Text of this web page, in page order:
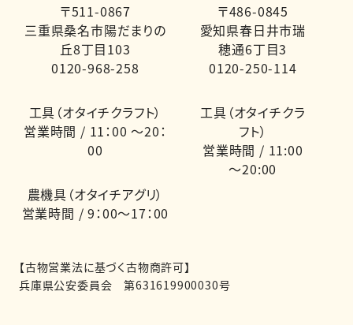
〒511-0867
三重県桑名市陽だまりの
丘8丁目103
0120-968-258
工具（オタイチクラフト）
営業時間 / 11：00 ～20：
00
農機具（オタイチアグリ）
営業時間 / 9：00～17：00
〒486-0845
愛知県春日井市瑞
穂通6丁目3
0120-250-114
工具（オタイチクラ
フト）
営業時間 / 11:00
～20:00
【古物営業法に基づく古物商許可】
兵庫県公安委員会 第631619900030号